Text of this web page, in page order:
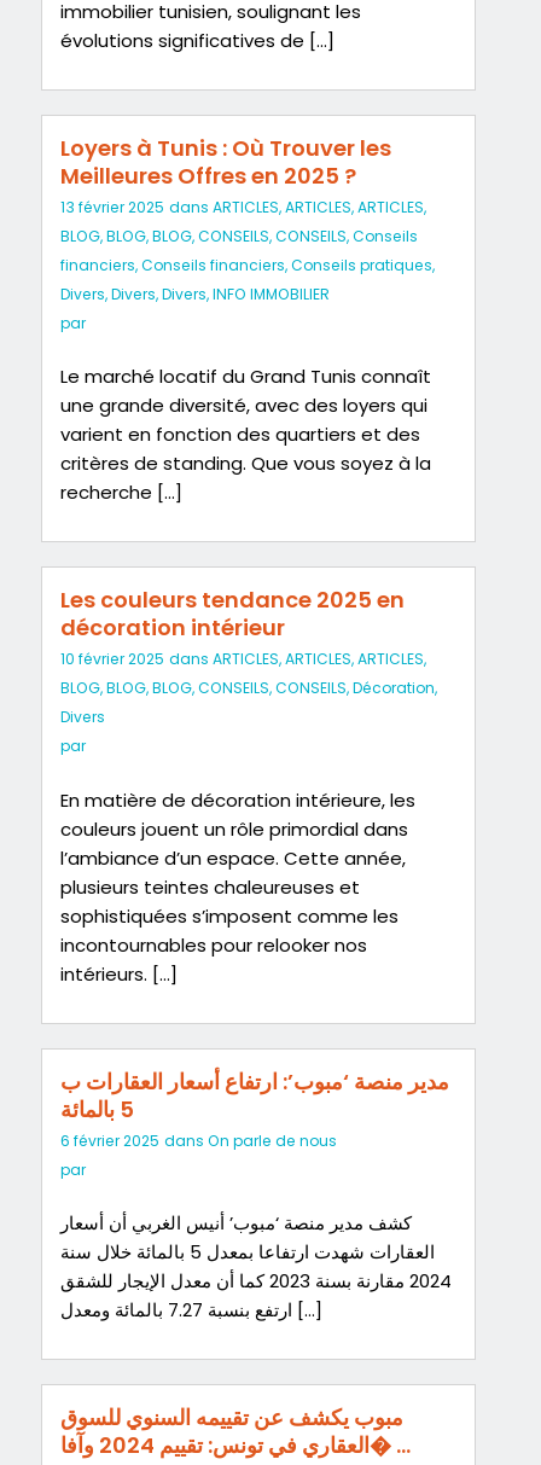
immobilier tunisien, soulignant les
évolutions significatives de […]
Loyers à Tunis : Où Trouver les
Meilleures Offres en 2025 ?
13 février 2025 dans ARTICLES,ARTICLES,ARTICLES,
BLOG,BLOG,BLOG,CONSEILS,CONSEILS,Conseils
financiers,Conseils financiers,Conseils pratiques,
Divers,Divers,Divers,INFO IMMOBILIER
par
Le marché locatif du Grand Tunis connaît
une grande diversité, avec des loyers qui
varient en fonction des quartiers et des
critères de standing. Que vous soyez à la
recherche […]
Les couleurs tendance 2025 en
décoration intérieur
10 février 2025 dans ARTICLES,ARTICLES,ARTICLES,
BLOG,BLOG,BLOG,CONSEILS,CONSEILS,Décoration,
Divers
par
En matière de décoration intérieure, les
couleurs jouent un rôle primordial dans
l’ambiance d’un espace. Cette année,
plusieurs teintes chaleureuses et
sophistiquées s’imposent comme les
incontournables pour relooker nos
intérieurs. […]
مدير منصة ‘مبوب’: ارتفاع أسعار العقارات ب
5 بالمائة
6 février 2025 dans On parle de nous
par
كشف مدير منصة ‘مبوب’ أنيس الغربي أن أسعار
العقارات شهدت ارتفاعا بمعدل 5 بالمائة خلال سنة
2024 مقارنة بسنة 2023 كما أن معدل الإيجار للشقق
ارتفع بنسبة 7.27 بالمائة ومعدل […]
مبوب يكشف عن تقييمه السنوي للسوق
العقاري في تونس: تقييم 2024 وآفا� …